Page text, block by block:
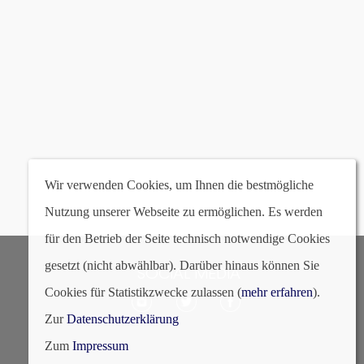
SOCIAL MEDIA
Wir verwenden Cookies, um Ihnen die bestmögliche
Nutzung unserer Webseite zu ermöglichen. Es werden
für den Betrieb der Seite technisch notwendige Cookies
gesetzt (nicht abwählbar). Darüber hinaus können Sie
Cookies für Statistikzwecke zulassen (mehr erfahren).
ZurDatenschutzerklärung
Zum Impressum